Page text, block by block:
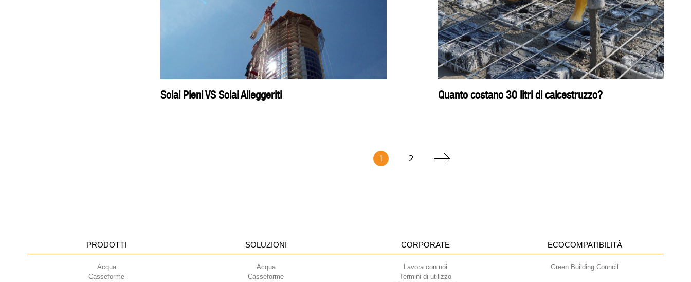
Solai Pieni VS Solai Alleggeriti Quanto costano 30 litri di calcestruzzo?
1 2
PRODOTTI
Acqua
Casseforme
SOLUZIONI
Acqua
Casseforme
CORPORATE
Lavora con noi
Termini di utilizzo
ECOCOMPATIBILITÀ
Green Building Council